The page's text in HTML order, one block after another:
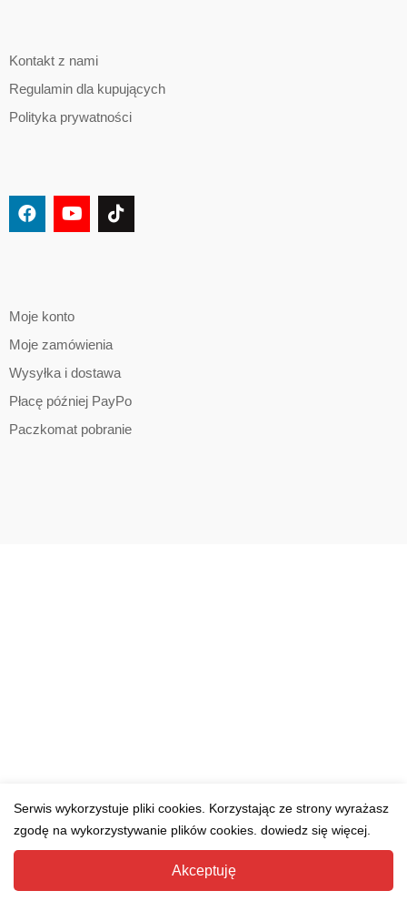
Kontakt z nami
Regulamin dla kupujących
Polityka prywatności
Moje konto
Moje zamówienia
Wysyłka i dostawa
Płacę później PayPo
Paczkomat pobranie
Serwis wykorzystuje pliki cookies. Korzystając ze strony wyrażasz
zgodę na wykorzystywanie plików cookies. dowiedz się więcej.
Akceptuję